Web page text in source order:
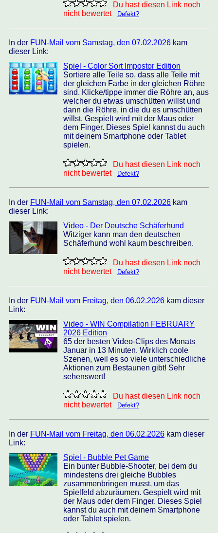
Du hast diesen Link noch
nicht bewertet
Defekt?
In der FUN-Mail vom Samstag, den 07.02.2026 kam
dieser Link:
Spiel - Color Sort Impostor Edition
Sortiere alle Teile so, dass alle Teile mit
der gleichen Farbe in der gleichen Röhre
sind. Klicke/tippe immer die Röhre an, aus
welcher du etwas umschütten willst und
dann die Röhre, in die du es umschütten
willst. Gespielt wird mit der Maus oder
dem Finger. Dieses Spiel kannst du auch
mit deinem Smartphone oder Tablet
spielen.
Du hast diesen Link noch
nicht bewertet
Defekt?
In der FUN-Mail vom Samstag, den 07.02.2026 kam
dieser Link:
Video - Der Deutsche Schäferhund
Witziger kann man den deutschen
Schäferhund wohl kaum beschreiben.
Du hast diesen Link noch
nicht bewertet
Defekt?
In der FUN-Mail vom Freitag, den 06.02.2026 kam dieser
Link:
Video - WIN Compilation FEBRUARY
2026 Edition
65 der besten Video-Clips des Monats
Januar in 13 Minuten. Wirklich coole
Szenen, weil es so viele unterschiedliche
Aktionen zum Bestaunen gibt! Sehr
sehenswert!
Du hast diesen Link noch
nicht bewertet
Defekt?
In der FUN-Mail vom Freitag, den 06.02.2026 kam dieser
Link:
Spiel - Bubble Pet Game
Ein bunter Bubble-Shooter, bei dem du
mindestens drei gleiche Bubbles
zusammenbringen musst, um das
Spielfeld abzuräumen. Gespielt wird mit
der Maus oder dem Finger. Dieses Spiel
kannst du auch mit deinem Smartphone
oder Tablet spielen.